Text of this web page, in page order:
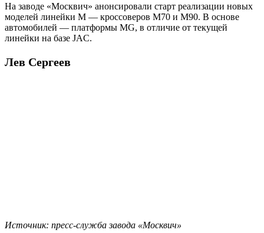
На заводе «Москвич» анонсировали старт реализации новых
моделей линейки М — кроссоверов М70 и М90. В основе
автомобилей — платформы MG, в отличие от текущей
линейки на базе JAC.
Лев Сергеев
Источник: пресс-служба завода «Москвич»